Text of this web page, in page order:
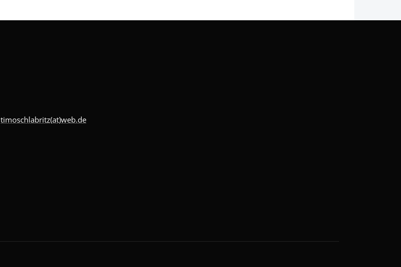
timoschlabritz(at)web.de